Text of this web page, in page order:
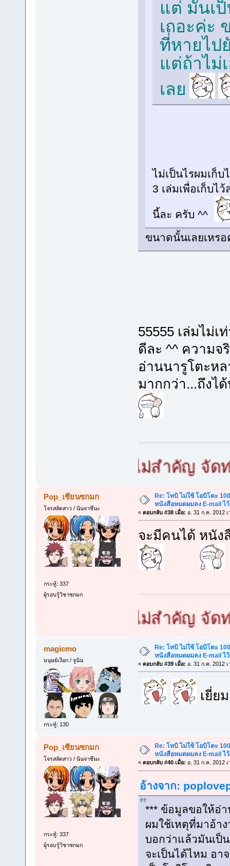
แต่ มันเป็
เถอะค่ะ
ที่หายไป
แต่ถ้าไม่
เลย
ไม่เป็นไรผมเก็
3 เล่มเพื่อเก็บไ
นี้ละ ครับ ^^
ขนาดนั้นเลยเหร
55555 เล่มไม่
ดีละ ^^ ความจ
อ่านนารูโตะห
มากกว่า...ถึงไ
ก เล็กใหญ่ไม่สำคัญ จัดท่ายา
Pop_เซียนซกมก
โจรสลัดสาว / นินจาซึนะ
กระทู้: 337
ผู้รอบรู้วิชาซกมก
Re: โทบิ ไม่ใช้ โอบิโตะ
หนังสือหมดผมลง E-mail
« ตอบกลับ #38 เมื่อ: อ. 31 ก.ค. 2012
จะมีคนได้ หนัง
ก เล็กใหญ่ไม่สำคัญ จัดท่ายา
magicmo
มนุษย์เงือก / จูนิน
กระทู้: 130
Re: โทบิ ไม่ใช้ โอบิโตะ
หนังสือหมดผมลง E-mail
« ตอบกลับ #39 เมื่อ: อ. 31 ก.ค. 2012
เยี่ย
Pop_เซียนซกมก
โจรสลัดสาว / นินจาซึนะ
กระทู้: 337
ผู้รอบรู้วิชาซกมก
Re: โทบิ ไม่ใช้ โอบิโตะ
หนังสือหมดผมลง E-mail
« ตอบกลับ #40 เมื่อ: อ. 31 ก.ค. 2012
อ้างจาก:
*** ข้อมูลขอให้อ่า
ผมใช้เหตุที่มาอ้า
บอกว่าแล้วมันเป็
จะเป็นได้ไหม อา